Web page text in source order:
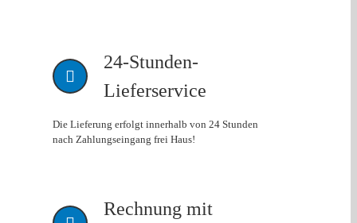
24-Stunden-
Lieferservice
Die Lieferung erfolgt innerhalb von 24 Stunden
nach Zahlungseingang frei Haus!
Rechnung mit